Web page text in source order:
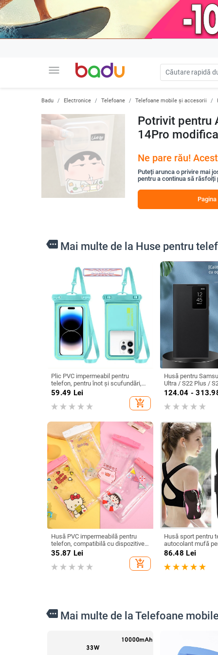
menu
Badu Electronice Telefoane Telefoane mobile și accesorii
Potrivit pentru
14Pro
Ne pare rău!
Puteți arunca o privire mai
pentru a continua să răsfoiți
more Mai multe de la Huse pentru
Plic PVC impermeabil pentru
telefon, pentru înot și scufundări,
compatibil ecran tactil, pungă
sigilată
59.49 Lei
add_shopping_cart
Husă pentru
Ultra / S22 Plus /
inteligentă și
fără capac
124.04 -
Husă PVC impermeabilă pentru
telefon, compatibilă cu dispozitive
până la 7,2 inci, imprimare siglă,
personalizare (PVC • impermeabil •
până la 7,2 inci • imprimare siglă •
35.87 Lei
add_shopping_cart
Husă sport pentru
autocolant mufă
86.48 Lei
more Mai multe de la Telefoane